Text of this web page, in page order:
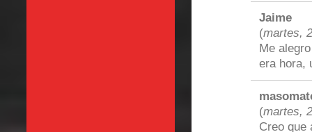
Jaime
(martes,
Me
era hora,
(martes,
Creo que